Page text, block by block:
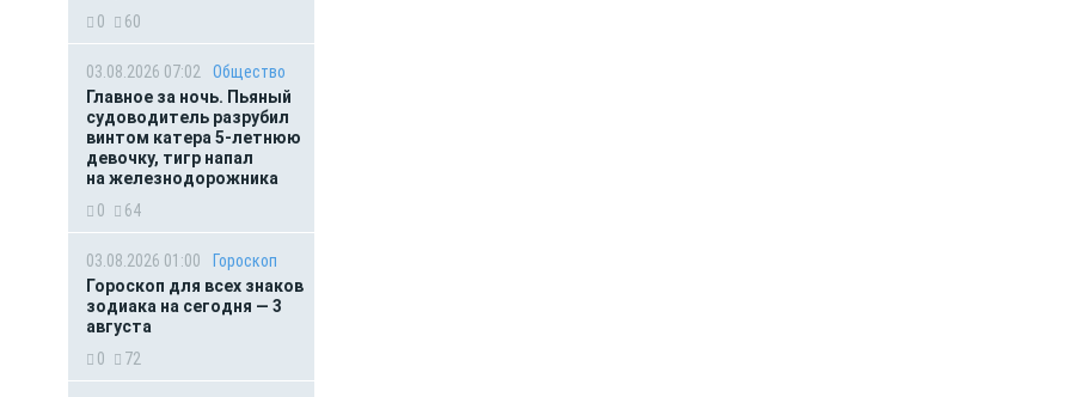
0
60
03.08.2026 07:02
Общество
Главное за ночь. Пьяный
судоводитель разрубил
винтом катера 5-летнюю
девочку, тигр напал
на железнодорожника
0
64
03.08.2026 01:00
Гороскоп
Гороскоп для всех знаков
зодиака на сегодня — 3
августа
0
72